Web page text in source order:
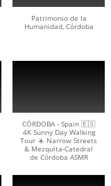
Patrimonio de la
Humanidad, Córdoba
CÓRDOBA - Spain 🇪🇸
4K Sunny Day Walking
Tour ☀️ Narrow Streets
& Mezquita-Catedral
de Córdoba ASMR